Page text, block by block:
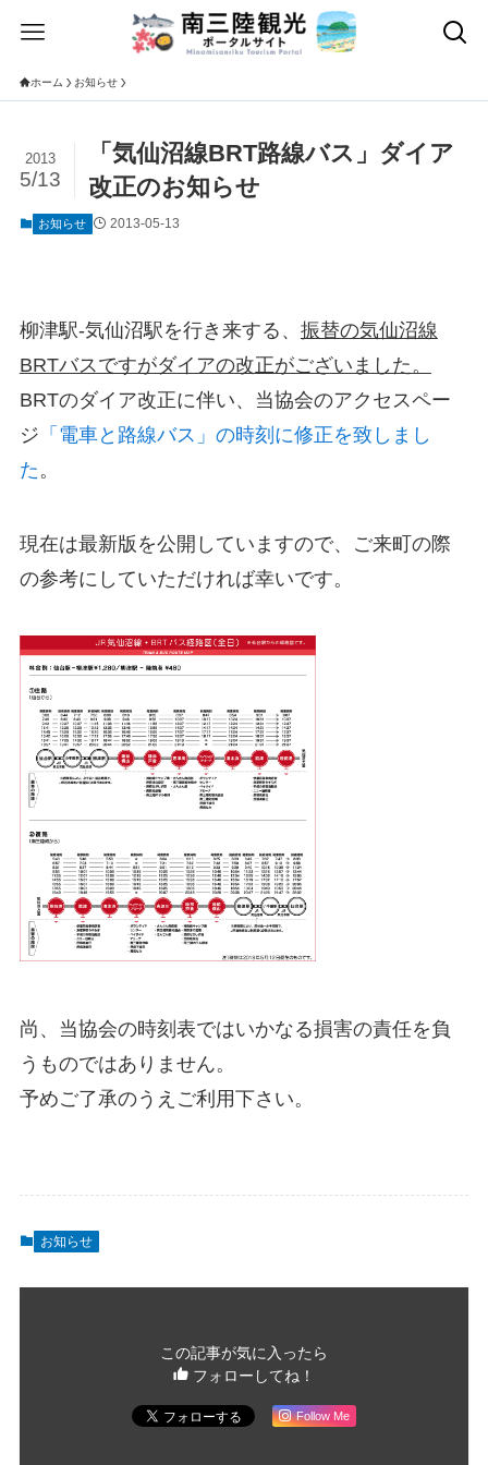
ホーム お知らせ
「気仙沼線BRT路線バス」ダイア
改正のお知らせ
2013
5/13
お知らせ 2013-05-13
柳津駅-気仙沼駅を行き来する、 振替の気仙沼線
BRTバスですがダイアの改正がございました。
BRTのダイア改正に伴い、当協会のアクセスペー
ジ 「電車と路線バス」の時刻に修正を致しまし
た 。
現在は最新版を公開していますので、ご来町の際
の参考にしていただければ幸いです。
尚、当協会の時刻表ではいかなる損害の責任を負
うものではありません。
予めご了承のうえご利用下さい。
お知らせ
この記事が気に入ったら
フォローしてね！
Follow Me